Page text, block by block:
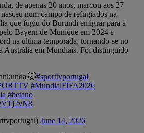
de apenas 20 anos, marcou aos 27
num campo de refugiados na
que fugiu do Burundi emigrar para a
Bayern de Munique em 2024 e
na última temporada, tornando-se no
Austrália em Mundiais. Foi distinguido
🤯#sporttvportugal
#MundialFIFA2026
#betano
June 14, 2026